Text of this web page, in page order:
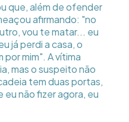
que, além de ofender
afirmando: "no
vou te matar... eu
já perdi a casa, o
mim". A vítima
mas o suspeito não
tem duas portas,
eu não fizer agora, eu